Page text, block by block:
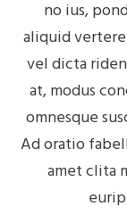
no ius,
aliquid
vel dicta
at, modus
omnesque
Ad oratio
amet clita